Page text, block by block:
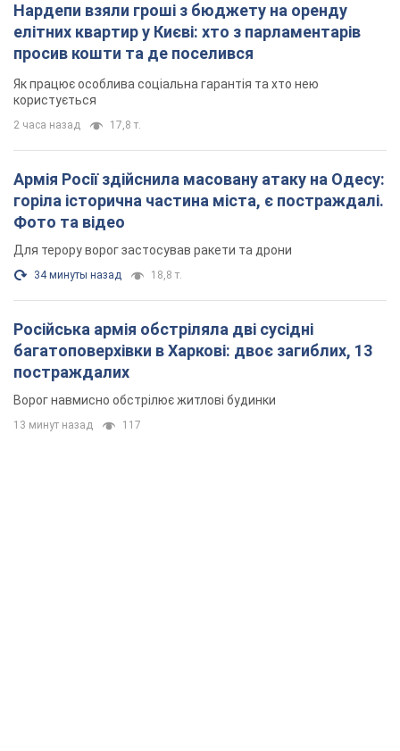
Нардепи взяли гроші з бюджету на оренду
елітних квартир у Києві: хто з парламентарів
просив кошти та де поселився
Як працює особлива соціальна гарантія та хто нею
користується
2 часа назад 17,8 т.
Армія Росії здійснила масовану атаку на Одесу:
горіла історична частина міста, є постраждалі.
Фото та відео
Для терору ворог застосував ракети та дрони
34 минуты назад 18,8 т.
Російська армія обстріляла дві сусідні
багатоповерхівки в Харкові: двоє загиблих, 13
постраждалих
Ворог навмисно обстрілює житлові будинки
13 минут назад 117